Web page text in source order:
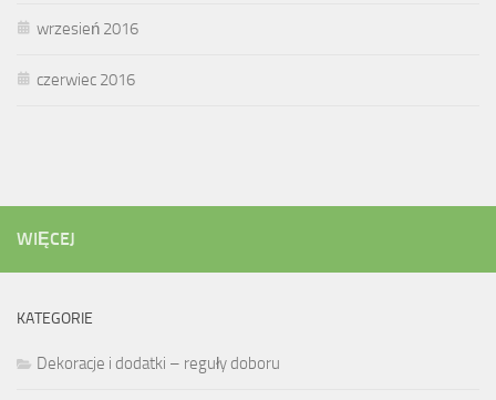
wrzesień 2016
czerwiec 2016
WIĘCEJ
KATEGORIE
Dekoracje i dodatki – reguły doboru